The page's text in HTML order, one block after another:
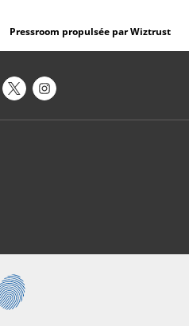
Pressroom propulsée par Wiztrust